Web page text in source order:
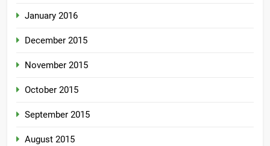
January 2016
December 2015
November 2015
October 2015
September 2015
August 2015